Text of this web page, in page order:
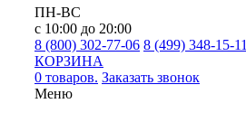
ПН-ВС
с 10:00 до 20:00
8 (800) 302-77-06 8 (499) 348-15-11
КОРЗИНА
0 товаров. Заказать звонок
Меню